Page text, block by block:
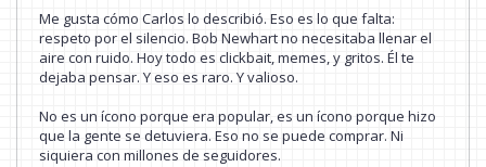
Me gusta cómo Carlos lo describió. Eso es lo que falta:
respeto por el silencio. Bob Newhart no necesitaba llenar el
aire con ruido. Hoy todo es clickbait, memes, y gritos. Él te
dejaba pensar. Y eso es raro. Y valioso.
No es un ícono porque era popular, es un ícono porque hizo
que la gente se detuviera. Eso no se puede comprar. Ni
siquiera con millones de seguidores.